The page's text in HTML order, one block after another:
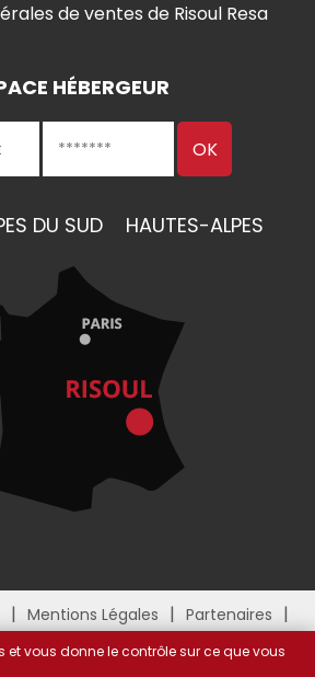
de ventes de Risoul Resa
HÉBERGEUR
DU SUD HAUTES-ALPES
Mentions Légales
Partenaires
et vous donne le contrôle sur ce que vous